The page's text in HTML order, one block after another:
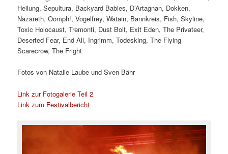
Heilung, Sepultura, Backyard Babies, D’Artagnan, Dokken,
Nazareth, Oomph!, Vogelfrey, Watain, Bannkreis, Fish, Skyline,
Toxic Holocaust, Tremonti, Dust Bolt, Exit Eden, The Privateer,
Deserted Fear, End All, Ingrimm, Todesking, The Flying
Scarecrow, The Fright
Fotos von Natalie Laube und Sven Bähr
Link zur Fotogalerie Teil 2
Link zum Festivalbericht